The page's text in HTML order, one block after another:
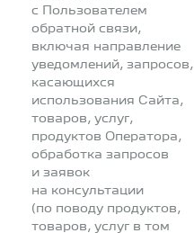
с Пользователем
обратной связи,
включая направление
уведомлений, запросов,
касающихся
использования Сайта,
товаров, услуг,
продуктов Оператора,
обработка запросов
и заявок
на консультации
(по поводу продуктов,
товаров, услуг в том